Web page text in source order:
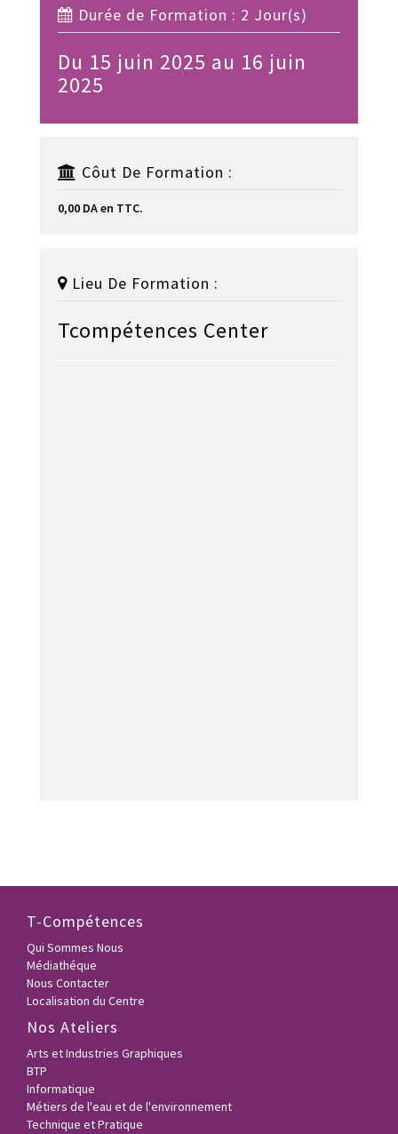
Durée de Formation : 2 Jour(s)
Du 15 juin 2025 au 16 juin
2025
Côut De Formation :
0,00 DA en TTC.
Lieu De Formation :
Tcompétences Center
T-Compétences
Qui Sommes Nous
Médiathéque
Nous Contacter
Localisation du Centre
Nos Ateliers
Arts et Industries Graphiques
BTP
Informatique
Métiers de l'eau et de l'environnement
Technique et Pratique